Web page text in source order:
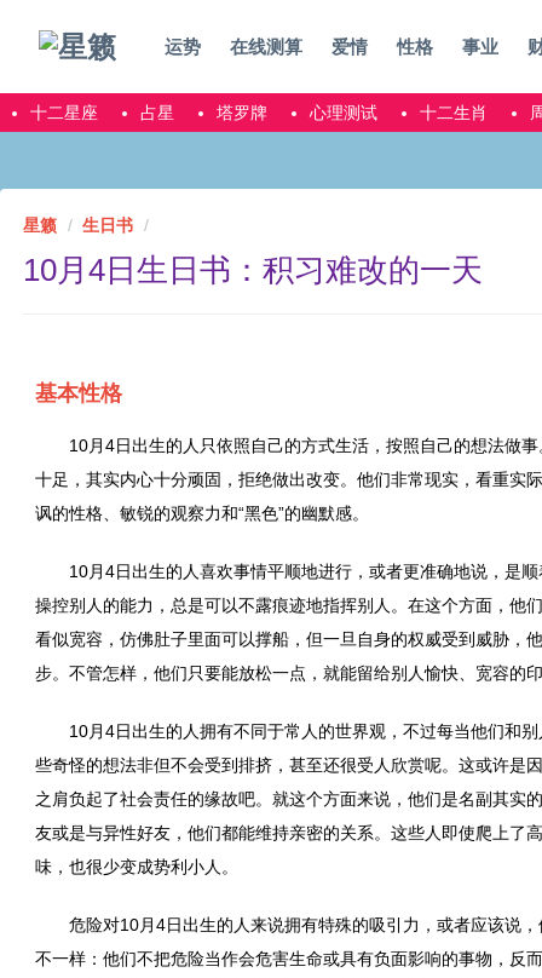
运势 在线测算 爱情 性格 事业
十二星座 占星 塔罗牌 心理测试 十二生肖
星籁 生日书
10月4日生日书：积习难改的一天
基本性格
10月4日出生的人只依照自己的方式生活，按照自己的想法做
十足，其实内心十分顽固，拒绝做出改变。他们非常现实，看重实
讽的性格、敏锐的观察力和“黑色”的幽默感。
10月4日出生的人喜欢事情平顺地进行，或者更准确地说，是
操控别人的能力，总是可以不露痕迹地指挥别人。在这个方面，他
看似宽容，仿佛肚子里面可以撑船，但一旦自身的权威受到威胁，
步。不管怎样，他们只要能放松一点，就能留给别人愉快、宽容的
10月4日出生的人拥有不同于常人的世界观，不过每当他们和
些奇怪的想法非但不会受到排挤，甚至还很受人欣赏呢。这或许是
之肩负起了社会责任的缘故吧。就这个方面来说，他们是名副其实
友或是与异性好友，他们都能维持亲密的关系。这些人即使爬上了
味，也很少变成势利小人。
危险对10月4日出生的人来说拥有特殊的吸引力，或者应该说
不一样：他们不把危险当作会危害生命或具有负面影响的事物，反